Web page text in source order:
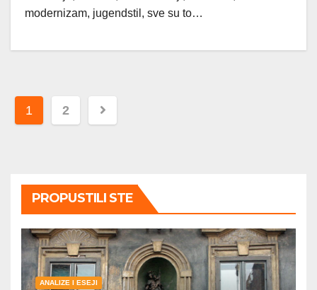
modernizam, jugendstil, sve su to…
Пагинација
1 2
PROPUSTILI STE
ANALIZE I ESEJI